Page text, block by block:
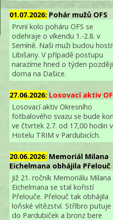
01.07.2026: Pohár mužů OFS
První kolo poháru OFS se
odehraje o víkendu 1.-2.8. v
Semíně. Naši muži budou
Libišany. V případě postupu
narazíme hned o týden později
doma na Dašice.
27.06.2026: Losovací aktiv
Losovací aktiv Okresního
fotbalového svazu se bude
ve čtvrtek 2.7. od 17,00 hodin v
Hotelu TRIM v Pardubicích.
20.06.2026: Memoriál Milana
Eichelmana obhájila Přelouč
Již 21. ročník Memoriálu Milana
Eichelmana se stal kořistí
Přelouče. Přelouč tak obhájila
loňské vítězství. Stříbro putuje
do Pardubiček a bronz bere